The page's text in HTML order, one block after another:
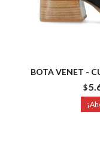
BOTA VENET -
$